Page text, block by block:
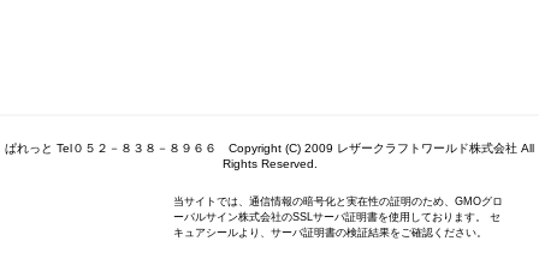
ぱれっと Tel０５２－８３８－８９６６ Copyright (C) 2009 レザークラフトワールド株式会社 All
Rights Reserved.
当サイトでは、通信情報の暗号化と実在性の証明のため、GMOグロ
ーバルサイン株式会社のSSLサーバ証明書を使用しております。 セ
キュアシールより、サーバ証明書の検証結果をご確認ください。